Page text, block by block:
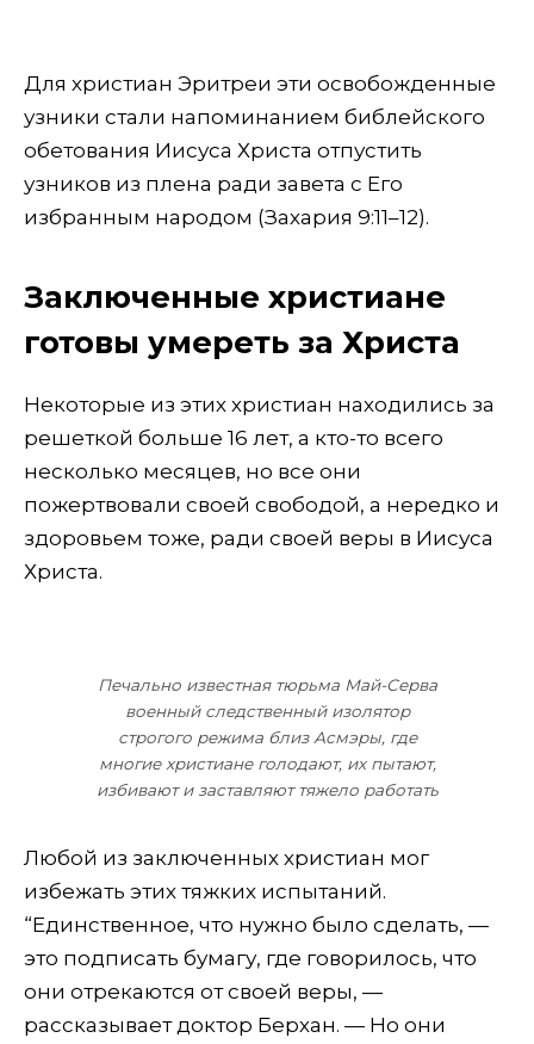
Для христиан Эритреи эти освобожденные
узники стали напоминанием библейского
обетования Иисуса Христа отпустить
узников из плена ради завета с Его
избранным народом (Захария 9:11–12).
Заключенные христиане
готовы умереть за Христа
Некоторые из этих христиан находились за
решеткой больше 16 лет, а кто-то всего
несколько месяцев, но все они
пожертвовали своей свободой, а нередко и
здоровьем тоже, ради своей веры в Иисуса
Христа.
Печально известная тюрьма Май-Серва
военный следственный изолятор
строгого режима близ Асмэры, где
многие христиане голодают, их пытают,
избивают и заставляют тяжело работать
Любой из заключенных христиан мог
избежать этих тяжких испытаний.
“Единственное, что нужно было сделать, —
это подписать бумагу, где говорилось, что
они отрекаются от своей веры, —
рассказывает доктор Берхан. — Но они